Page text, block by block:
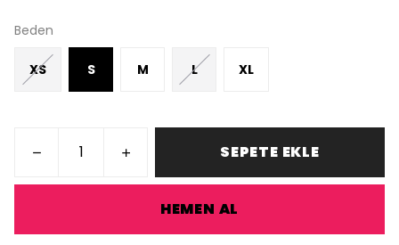
Beden
XS S M L XL
SEPETE EKLE
HEMEN AL